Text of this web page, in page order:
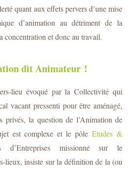
quant aux effets pervers d’une mise
d’animation au détriment de la
concentration et donc au travail.
dit Animateur !
lieu évoqué par la Collectivité qui
vacant pressenti pour être aménagé,
privés, la question de l’Animation de
est complexe et le pôleEtudes &
missionné sur le
lieux, insiste sur la définition de la (ou